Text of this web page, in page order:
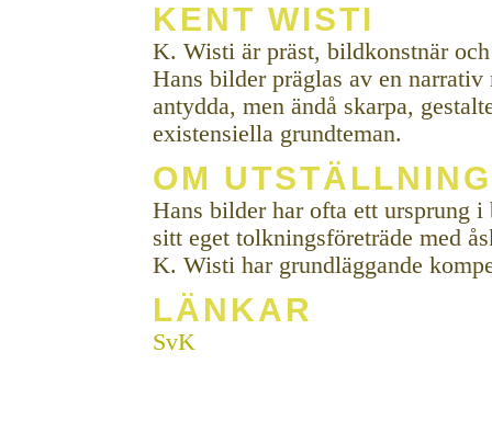
KENT WISTI
K. Wisti är präst, bildkonstnär
Hans bilder präglas av en
antydda, men ändå skarpa,
existensiella grundteman.
OM
Hans bilder har ofta ett ursprung
sitt eget tolkningsföreträde med
K. Wisti har grundläggande
LÄNKAR
SvK